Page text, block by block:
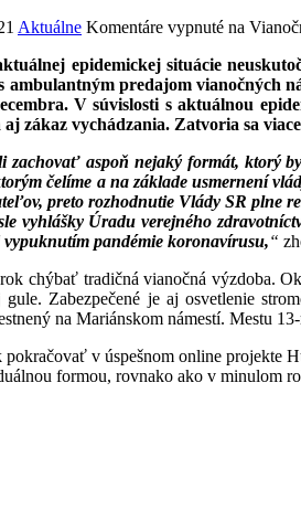
Aktuálne Komentáre vypnuté na
epidemickej situácie
ambulantným predajom vianočných
V súvislosti s aktuálnou
aj zákaz vychádzania. Zatvoria sa
zachovať aspoň nejaký formát,
čelíme a na základe usmernení
preto rozhodnutie Vlády SR plne
vyhlášky Úradu verejného
pandémie koronavírusu,“
chýbať tradičná vianočná výzdoba.
Zabezpečené je aj osvetlenie
na Mariánskom námestí. Mestu
pokračovať v úspešnom online
formou, rovnako ako v minulom